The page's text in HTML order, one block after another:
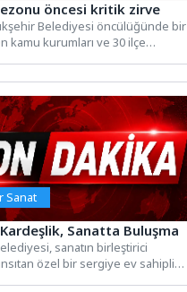
öncesi kritik zirve
Belediyesi öncülüğünde bir
kamu kurumları ve 30 ilçe
Sanat
Sanatta Buluşma
sanatın birleştirici
özel bir sergiye ev sahipliği